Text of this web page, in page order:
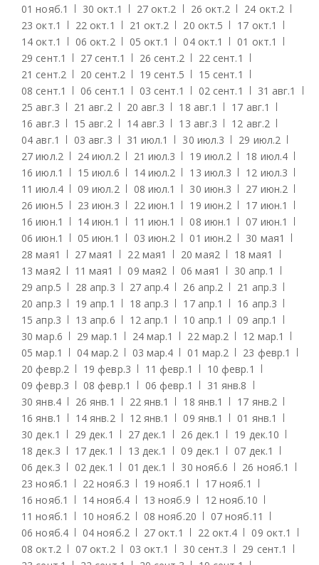
01 нояб.1 30 окт.1 27 окт.2 26 окт.2 24 окт.2
23 окт.1 22 окт.1 21 окт.2 20 окт.5 17 окт.1
14 окт.1 06 окт.2 05 окт.1 04 окт.1 01 окт.1
29 сент.1 27 сент.1 26 сент.2 22 сент.1
21 сент.2 20 сент.2 19 сент.5 15 сент.1
08 сент.1 06 сент.1 03 сент.1 02 сент.1 31 авг.1
25 авг.3 21 авг.2 20 авг.3 18 авг.1 17 авг.1
16 авг.3 15 авг.2 14 авг.3 13 авг.3 12 авг.2
04 авг.1 03 авг.3 31 июл.1 30 июл.3 29 июл.2
27 июл.2 24 июл.2 21 июл.3 19 июл.2 18 июл.4
16 июл.1 15 июл.6 14 июл.2 13 июл.3 12 июл.3
11 июл.4 09 июл.2 08 июл.1 30 июн.3 27 июн.2
26 июн.5 23 июн.3 22 июн.1 19 июн.2 17 июн.1
16 июн.1 14 июн.1 11 июн.1 08 июн.1 07 июн.1
06 июн.1 05 июн.1 03 июн.2 01 июн.2 30 мая1
28 мая1 27 мая1 22 мая1 20 мая2 18 мая1
13 мая2 11 мая1 09 мая2 06 мая1 30 апр.1
29 апр.5 28 апр.3 27 апр.4 26 апр.2 21 апр.3
20 апр.3 19 апр.1 18 апр.3 17 апр.1 16 апр.3
15 апр.3 13 апр.6 12 апр.1 10 апр.1 09 апр.1
30 мар.6 29 мар.1 24 мар.1 22 мар.2 12 мар.1
05 мар.1 04 мар.2 03 мар.4 01 мар.2 23 февр.1
20 февр.2 19 февр.3 11 февр.1 10 февр.1
09 февр.3 08 февр.1 06 февр.1 31 янв.8
30 янв.4 26 янв.1 22 янв.1 18 янв.1 17 янв.2
16 янв.1 14 янв.2 12 янв.1 09 янв.1 01 янв.1
30 дек.1 29 дек.1 27 дек.1 26 дек.1 19 дек.10
18 дек.3 17 дек.1 13 дек.1 09 дек.1 07 дек.1
06 дек.3 02 дек.1 01 дек.1 30 нояб.6 26 нояб.1
23 нояб.1 22 нояб.3 19 нояб.1 17 нояб.1
16 нояб.1 14 нояб.4 13 нояб.9 12 нояб.10
11 нояб.1 10 нояб.2 08 нояб.20 07 нояб.11
06 нояб.4 04 нояб.2 27 окт.1 22 окт.4 09 окт.1
08 окт.2 07 окт.2 03 окт.1 30 сент.3 29 сент.1